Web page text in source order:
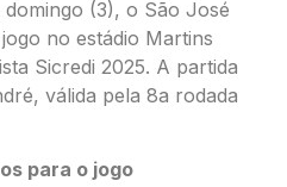
(3), o São José
no estádio Martins
Sicredi 2025. A partida
válida pela 8a rodada
para o jogo